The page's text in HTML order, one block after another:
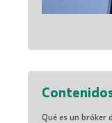
Qué es un bróker